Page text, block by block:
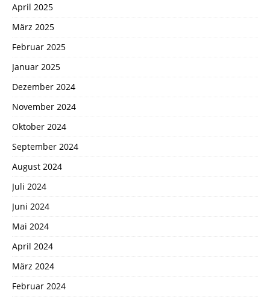
April 2025
März 2025
Februar 2025
Januar 2025
Dezember 2024
November 2024
Oktober 2024
September 2024
August 2024
Juli 2024
Juni 2024
Mai 2024
April 2024
März 2024
Februar 2024